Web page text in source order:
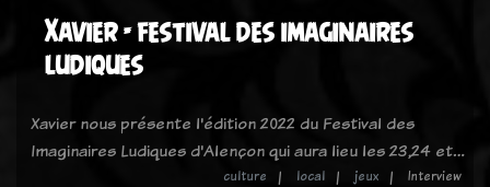
Xavier - festival des imaginaires
ludiques
Xavier nous présente l'édition 2022 du Festival des
Imaginaires Ludiques d'Alençon qui aura lieu les 23,24 et…
culture local jeux Interview